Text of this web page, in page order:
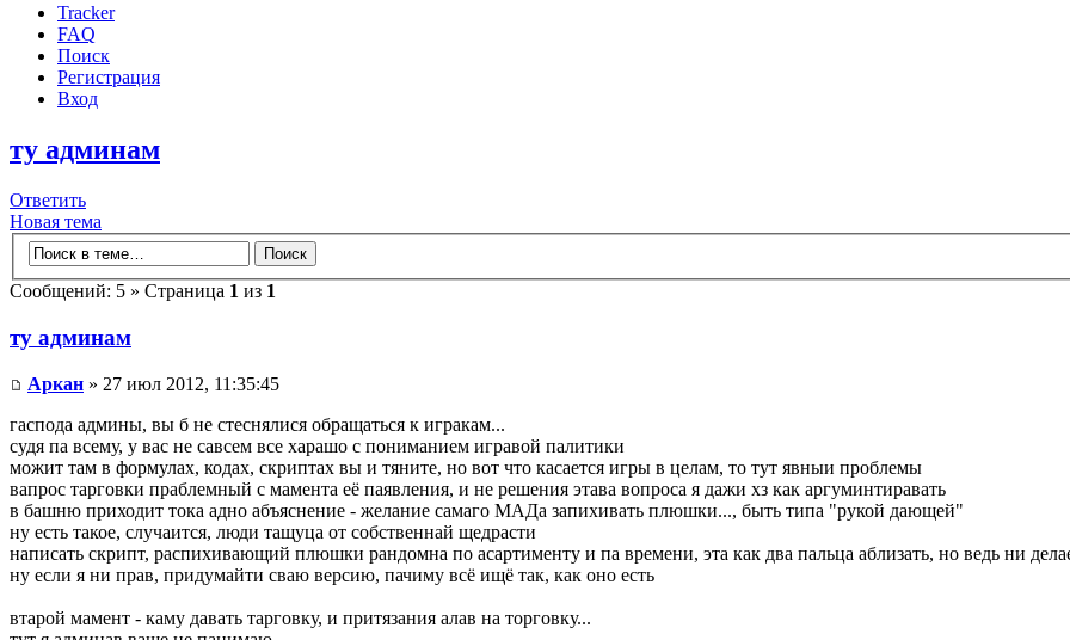
Tracker
FAQ
Поиск
Регистрация
Вход
ту админам
Ответить
Новая тема
Сообщений: 5 » Страница 1 из 1
ту админам
Аркан » 27 июл 2012, 11:35:45
гаспода админы, вы б не стеснялися обращаться к игракам...
судя па всему, у вас не савсем все харашо с пониманием игравой палитики
можит там в формулах, кодах, скриптах вы и тяните, но вот что касается игры в целам, то тут явныи проблемы
вапрос тарговки праблемный с мамента её паявления, и не решения этава вопроса я дажи хз как аргуминтиравать
в башню приходит тока адно абъяснение - желание самаго МАДа запихивать плюшки..., быть типа "рукой дающей"
ну есть такое, случаится, люди тащуца от собственнай щедрасти
написать скрипт, распихивающий плюшки рандомна по асартименту и па времени, эта как два пальца аблизать, но ведь ни
ну если я ни прав, придумайти сваю версию, пачиму всё ищё так, как оно есть
втарой мамент - каму давать тарговку, и притязания алав на торговку...